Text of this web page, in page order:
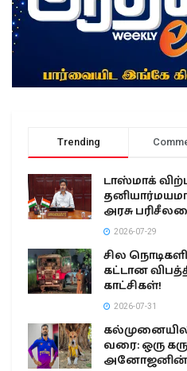
Trending
டாஸ்மாக்
அரசு
2026-07-29
சில
கட்டான
காட்சிகள்!
2026-07-31
வரை: ஒரு
அனோஜனின்